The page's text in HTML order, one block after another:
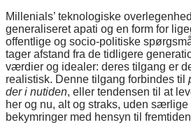
Millenials’ teknologiske
generaliseret apati og en form for
offentlige og socio-politiske
tager afstand fra de tidligere
værdier og idealer: deres tilgang er
realistisk. Denne tilgang forbindes til
der i nutiden, eller tendensen til at
her og nu, alt og straks, uden
bekymringer med hensyn til